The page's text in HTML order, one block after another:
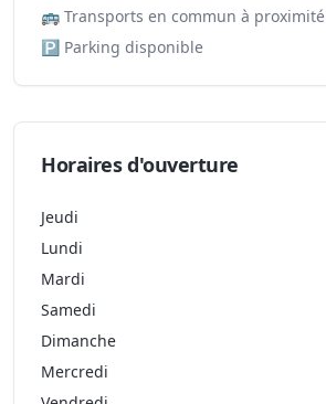
🚌 Transports en commun à proximité
🅿️ Parking disponible
Horaires d'ouverture
Jeudi
Lundi
Mardi
Samedi
Dimanche
Mercredi